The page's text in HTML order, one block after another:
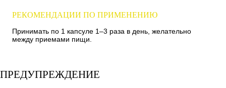
РЕКОМЕНДАЦИИ ПО ПРИМЕНЕНИЮ
Принимать по 1 капсуле 1–3 раза в день, желательно
между приемами пищи.
ПРЕДУПРЕЖДЕНИЕ